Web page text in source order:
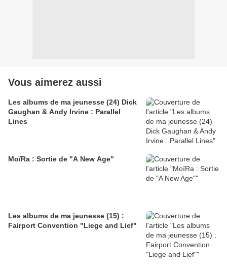
Vous aimerez aussi
Les albums de ma jeunesse (24) Dick
Gaughan & Andy Irvine : Parallel
Lines
MoïRa : Sortie de "A New Age"
Les albums de ma jeunesse (15) :
Fairport Convention "Liege and Lief"